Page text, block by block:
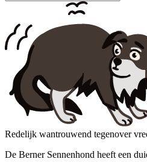
Redelijk wantrouwend tegenover
De Berner Sennenhond heeft een